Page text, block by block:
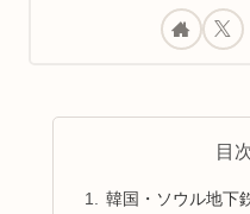
目
韓国・ソウル地下